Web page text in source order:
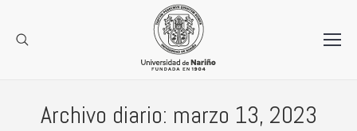
Archivo diario: marzo 13, 2023